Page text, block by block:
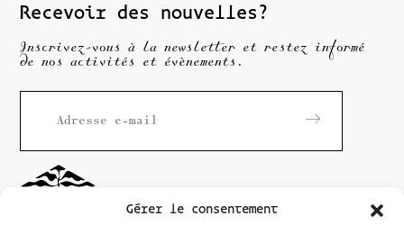
Gérer le consentement
Recevoir des nouvelles?
Inscrivez-vous à la newsletter et restez informé
de nos activités et évènements.